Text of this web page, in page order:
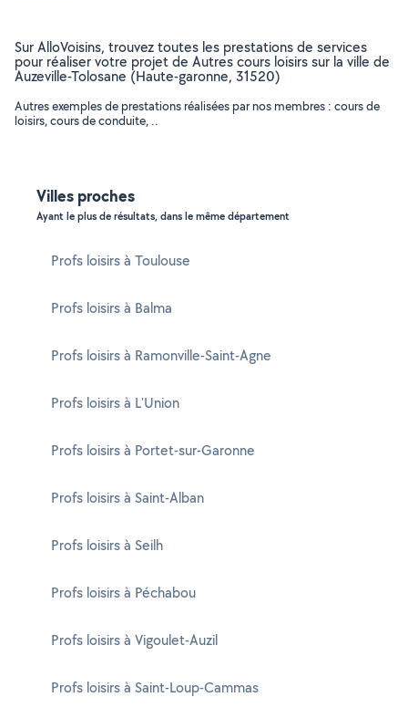
Sur AlloVoisins, trouvez toutes les prestations de services
pour réaliser votre projet de Autres cours loisirs sur la ville de
Auzeville-Tolosane (Haute-garonne, 31520)
Autres exemples de prestations réalisées par nos membres : cours de
loisirs, cours de conduite, ..
Villes proches
Ayant le plus de résultats, dans le même département
Profs loisirs à Toulouse
Profs loisirs à Balma
Profs loisirs à Ramonville-Saint-Agne
Profs loisirs à L'Union
Profs loisirs à Portet-sur-Garonne
Profs loisirs à Saint-Alban
Profs loisirs à Seilh
Profs loisirs à Péchabou
Profs loisirs à Vigoulet-Auzil
Profs loisirs à Saint-Loup-Cammas